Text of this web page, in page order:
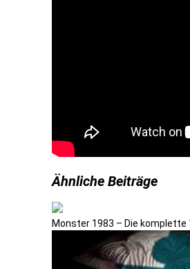
Ähnliche Beiträge
Monster 1983 – Die komplette